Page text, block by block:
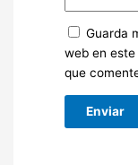
Guarda
web en
que